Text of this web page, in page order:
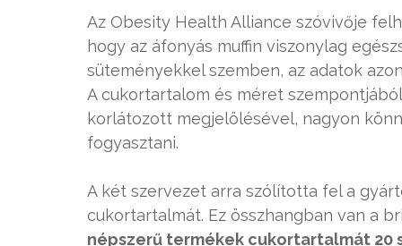
Az Obesity Health Alliance szóvivője
hogy az áfonyás muffin viszonylag
süteményekkel szemben, az adatok
A cukortartalom és méret
korlátozott megjelölésével, nagyon
fogyasztani.
A két szervezet arra szólította fel a
cukortartalmát. Ez összhangban van a
népszerű termékek cukortartalmát 20